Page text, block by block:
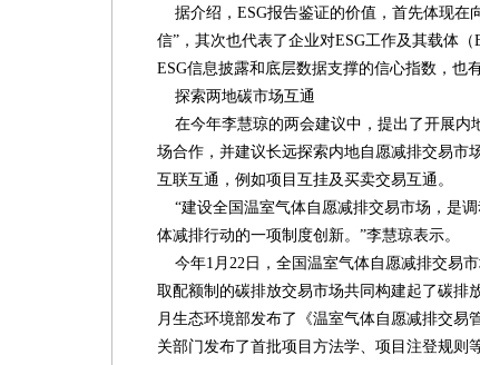
据介绍，ESG报告鉴证的价值，首先体现在
信”，其次也代表了企业对ESG工作及其载体
ESG信息披露和底层数据支撑的信心指数，也
探索两地碳市场互通
在今年李慧琼的两会建议中，提出了开展内
场合作，并建议长远探索内地自愿减排交易市
互联互通，例如项目互挂及买卖交易互通。
“建设全国温室气体自愿减排交易市场，是
体减排行动的一项制度创新。”李慧琼表示。
今年1月22日，全国温室气体自愿减排交易
取配额制的碳排放交易市场共同构建起了碳排
月生态环境部发布了《温室气体自愿减排交易
关部门发布了首批项目方法学、项目注登规则